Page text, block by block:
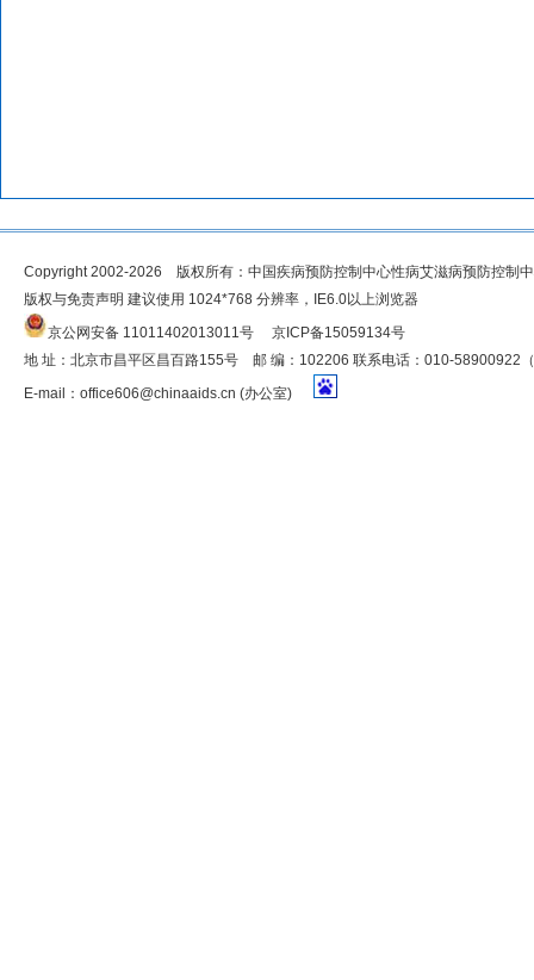
Copyright 2002-2026 版权所有：中国疾病预防控制中心性病艾滋病预防控制
版权与免责声明 建议使用 1024*768 分辨率，IE6.0以上浏览器
京公网安备 11011402013011号
京ICP备15059134号
地 址：北京市昌平区昌百路155号 邮 编：102206 联系电话：010-58900922
E-mail： office606@chinaaids.cn (办公室)